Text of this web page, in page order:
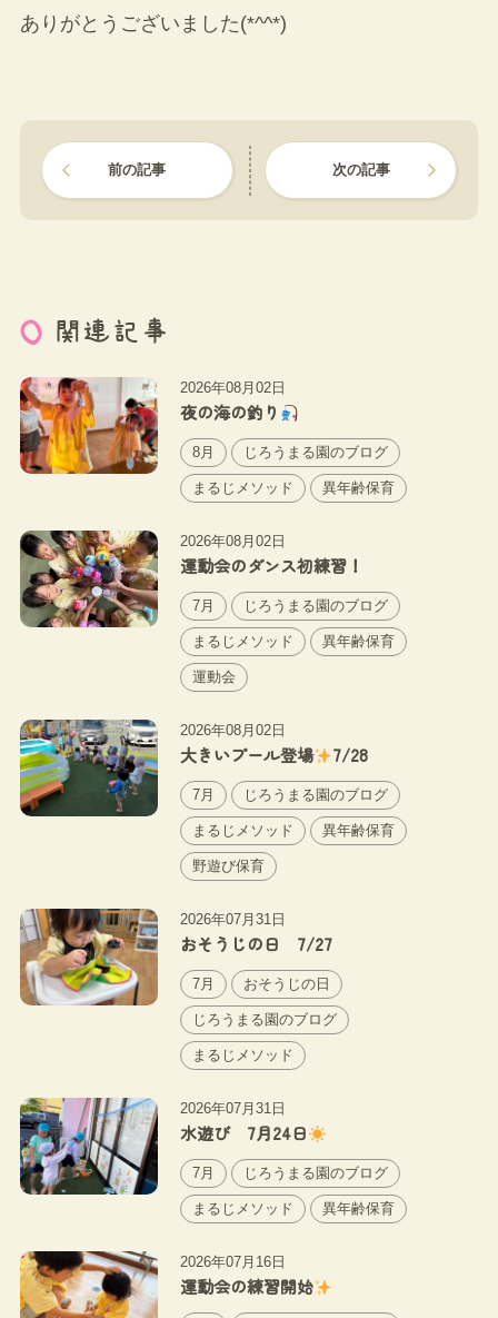
ありがとうございました(*^^*)
前の記事 次の記事
関連記事
2026年08月02日
夜の海の釣り
8月 じろうまる園のブログ
まるじメソッド 異年齢保育
2026年08月02日
運動会のダンス初練習！
7月 じろうまる園のブログ
まるじメソッド 異年齢保育
運動会
2026年08月02日
大きいプール登場 7/28
7月 じろうまる園のブログ
まるじメソッド 異年齢保育
野遊び保育
2026年07月31日
おそうじの日 7/27
7月 おそうじの日
じろうまる園のブログ
まるじメソッド
2026年07月31日
水遊び 7月24日
7月 じろうまる園のブログ
まるじメソッド 異年齢保育
2026年07月16日
運動会の練習開始